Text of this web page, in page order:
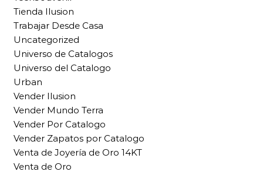
Tienda Ilusion
Trabajar Desde Casa
Uncategorized
Universo de Catalogos
Universo del Catalogo
Urban
Vender Ilusion
Vender Mundo Terra
Vender Por Catalogo
Vender Zapatos por Catalogo
Venta de Joyería de Oro 14KT
Venta de Oro